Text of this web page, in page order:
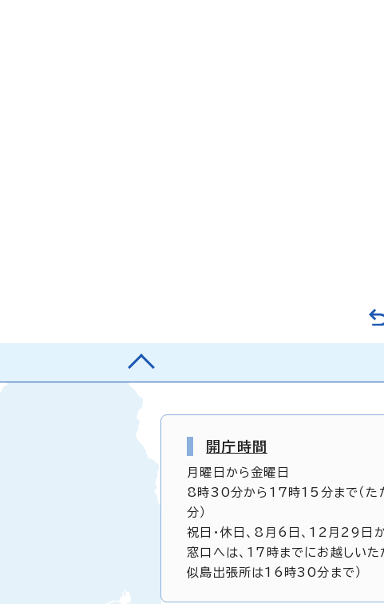
開庁時間
月曜日から金曜日
8時30分から17時15分まで（た
分）
祝日・休日、8月6日、12月29日
窓口へは、17時までにお越しいた
似島出張所は16時30分まで）